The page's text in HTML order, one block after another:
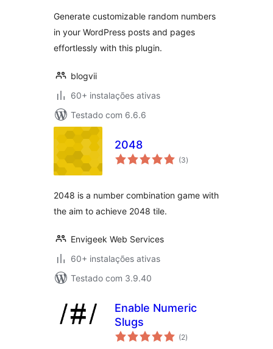
Generate customizable random numbers
in your WordPress posts and pages
effortlessly with this plugin.
blogvii
60+ instalações ativas
Testado com 6.6.6
2048
(3avaliações
totais
)
2048 is a number combination game with
the aim to achieve 2048 tile.
Envigeek Web Services
60+ instalações ativas
Testado com 3.9.40
Enable Numeric
Slugs
(2avaliações
totais
)